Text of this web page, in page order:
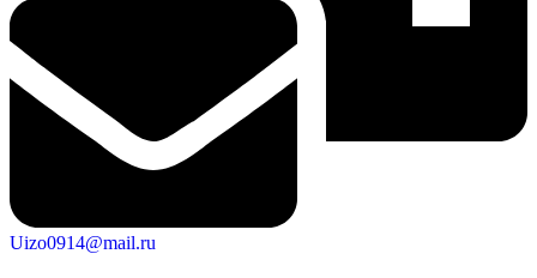
Uizo0914@mail.ru